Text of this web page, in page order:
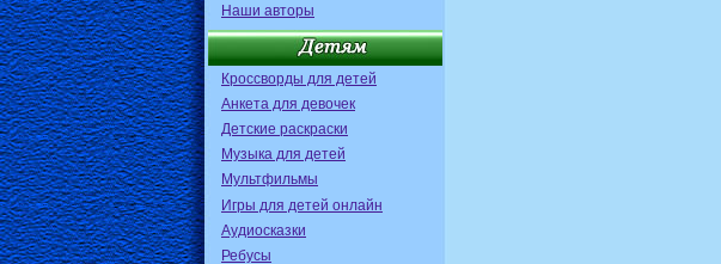
Наши авторы
Кроссворды для детей
Анкета для девочек
Детские раскраски
Музыка для детей
Мультфильмы
Игры для детей онлайн
Аудиосказки
Ребусы